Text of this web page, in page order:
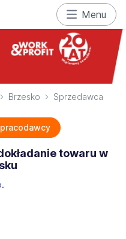
Menu
Brzesko Sprzedawca
towaru w